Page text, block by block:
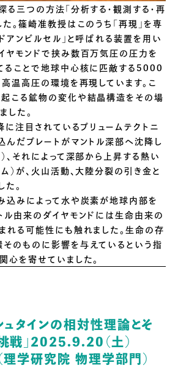
る三つの方法「分析する・観測する・再
。篠崎准教授はこのうち「再現」を専
アンビルセル」と呼ばれる装置を用い
ヤモンドで挟み数百万気圧の圧力を
ることで地球中心核に匹敵する5000
温高圧の環境を再現しています。こ
こる鉱物の変化や結晶構造をその場
した。
注目されているプリュームテクトニ
んだプレートがマントル深部へ沈降し
、それによって深部から上昇する熱い
）が、火山活動、大陸分裂の引き金と
。
込みによって水や炭素が地球内部を
ル由来のダイヤモンドには生命由来の
れる可能性にも触れました。生命の存
のものに影響を与えているという指
心を寄せていました。
ュタインの相対性理論とそ
戦」2025.9.20（土）
学研究院 物理学部門）